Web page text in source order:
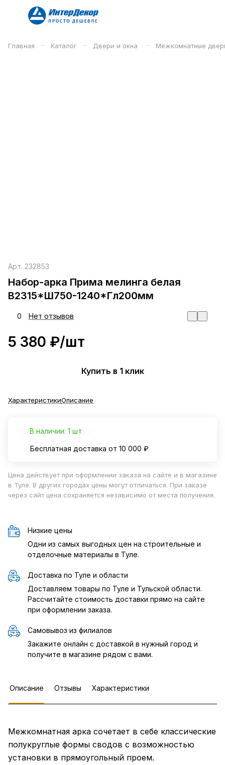
Главная – Каталог – Двери и окна – Межкомнатные
Арт. 232853
Набор-арка Прима мелинга белая
В2315*Ш750-1240*Гл200мм
0 Нет отзывов
5 380 ₽/шт
Купить в 1 клик
ХарактеристикиОписание
В наличии: 1 шт
Бесплатная доставка от 10 000 ₽
Цена действует при оформлении заказа на сайте и в магазине
в Туле. В других городах цены могут отличаться. При заказе
через сайт цена сохраняется независимо от места получения.
Низкие цены
Одни из самых выгодных цен на строительные и
отделочные материалы в Туле.
Доставка по Туле и области
Доставляем товары по Туле и Тульской области.
Рассчитайте стоимость доставки прямо на сайте
при оформлении заказа.
Самовывоз из филиалов
Закажите онлайн с доставкой в нужный город и
получите в магазине рядом с вами.
Описание Отзывы Характеристики
Межкомнатная арка сочетает в себе классические
полукруглые формы сводов с возможностью
установки в прямоугольный проем.